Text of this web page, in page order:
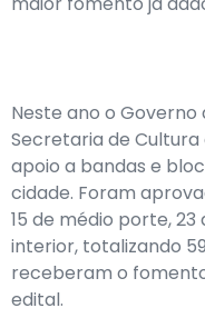
Neste ano o
Secretaria de
apoio a bandas e
cidade. Foram
15 de médio porte,
interior, totalizando
receberam o
edital.